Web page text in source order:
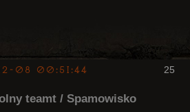
25
08 00:51:44
teamt / Spamowisko